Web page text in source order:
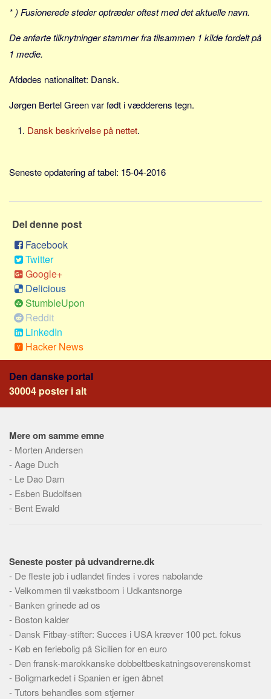
Italien
USA
Nøgleord
Bolig
Job
Pension og opsparing
Forbrug
Social sikring og sundhed
Transport
Alle
Aspekter
Køb og salg
Økonomi
Jura og regler
Statistik
Praktisk
Meta
Dokumenttyper
Emner
Skribenter
Personer
Om
Webstedet
Forhistorien
Redigering
Tekstannoncer
Bannere
Hjælp
* ) Fusionerede steder optræder oftest med det aktuelle navn.
De anførte tilknytninger stammer fra tilsammen 1 kilde fordelt på
1 medie.
Afdødes nationalitet: Dansk.
Jørgen Bertel Green var født i vædderens tegn.
Dansk beskrivelse på nettet.
Seneste opdatering af tabel: 15-04-2016
Del denne post
Facebook
Twitter
Google+
Delicious
StumbleUpon
Reddit
LinkedIn
Hacker News
Den danske portal
30004 poster i alt
Mere om samme emne
- Morten Andersen
-Aage Duch
- Le Dao Dam
- Esben Budolfsen
- Bent Ewald
Seneste poster på udvandrerne.dk
- De fleste job i udlandet findes i vores nabolande
-Velkommen til vækstboom i Udkantsnorge
- Banken grinede ad os
- Boston kalder
- Dansk Fitbay-stifter: Succes i USA kræver 100 pct. fokus
- Køb en feriebolig på Sicilien for en euro
- Den fransk-marokkanske dobbeltbeskatningsoverenskomst
- Boligmarkedet i Spanien er igen åbnet
-Tutors behandles som stjerner